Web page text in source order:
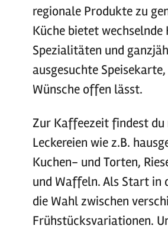
regionale Produkte zu
Küche bietet wechselnde
Spezialitäten und
ausgesuchte
Wünsche offen lässt.
Zur Kaffeezeit findest du
Leckereien wie z.B.
Kuchen- und Torten,
und Waffeln. Als Start in
die Wahl zwischen
Frühstücksvariationen.